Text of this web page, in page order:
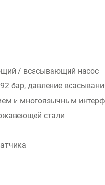
/ всасывающий насос
бар, давление
и многоязычным
стали